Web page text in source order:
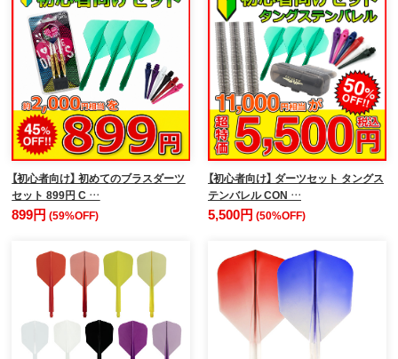
【初心者向け】 初めてのブラスダーツ
セット 899円 C …
899円(59%OFF)
【初心者向け】 ダーツセット タングス
テンバレル CON …
5,500円 (50%OFF)